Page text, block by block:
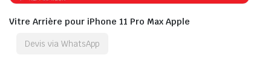
Vitre Arrière pour iPhone 11 Pro Max Apple
Devis via WhatsApp